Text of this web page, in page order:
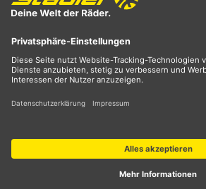
** ehemaliger UVP
*** Preis entspricht unserem